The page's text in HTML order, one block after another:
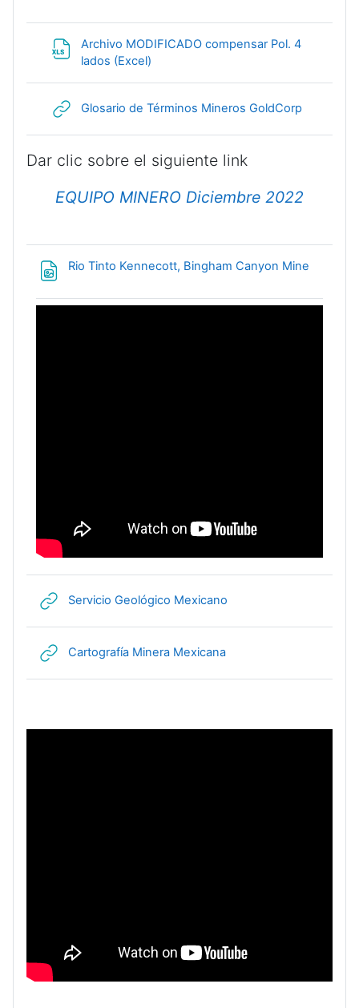
Archivo MODIFICADO compensar Pol. 4
lados (Excel)
Glosario de Términos Mineros GoldCorpURL
Dar clic sobre el siguiente link
EQUIPO MINERO Diciembre 2022
Rio Tinto Kennecott, Bingham Canyon Mine
Servicio Geológico Mexicano
Cartografía Minera MexicanaURL